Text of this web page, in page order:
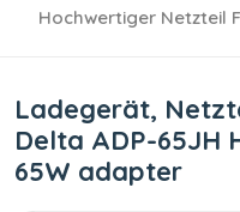
Hochwertiger Netzteil
Ladegerät,
Delta ADP-65JH
65W adapter